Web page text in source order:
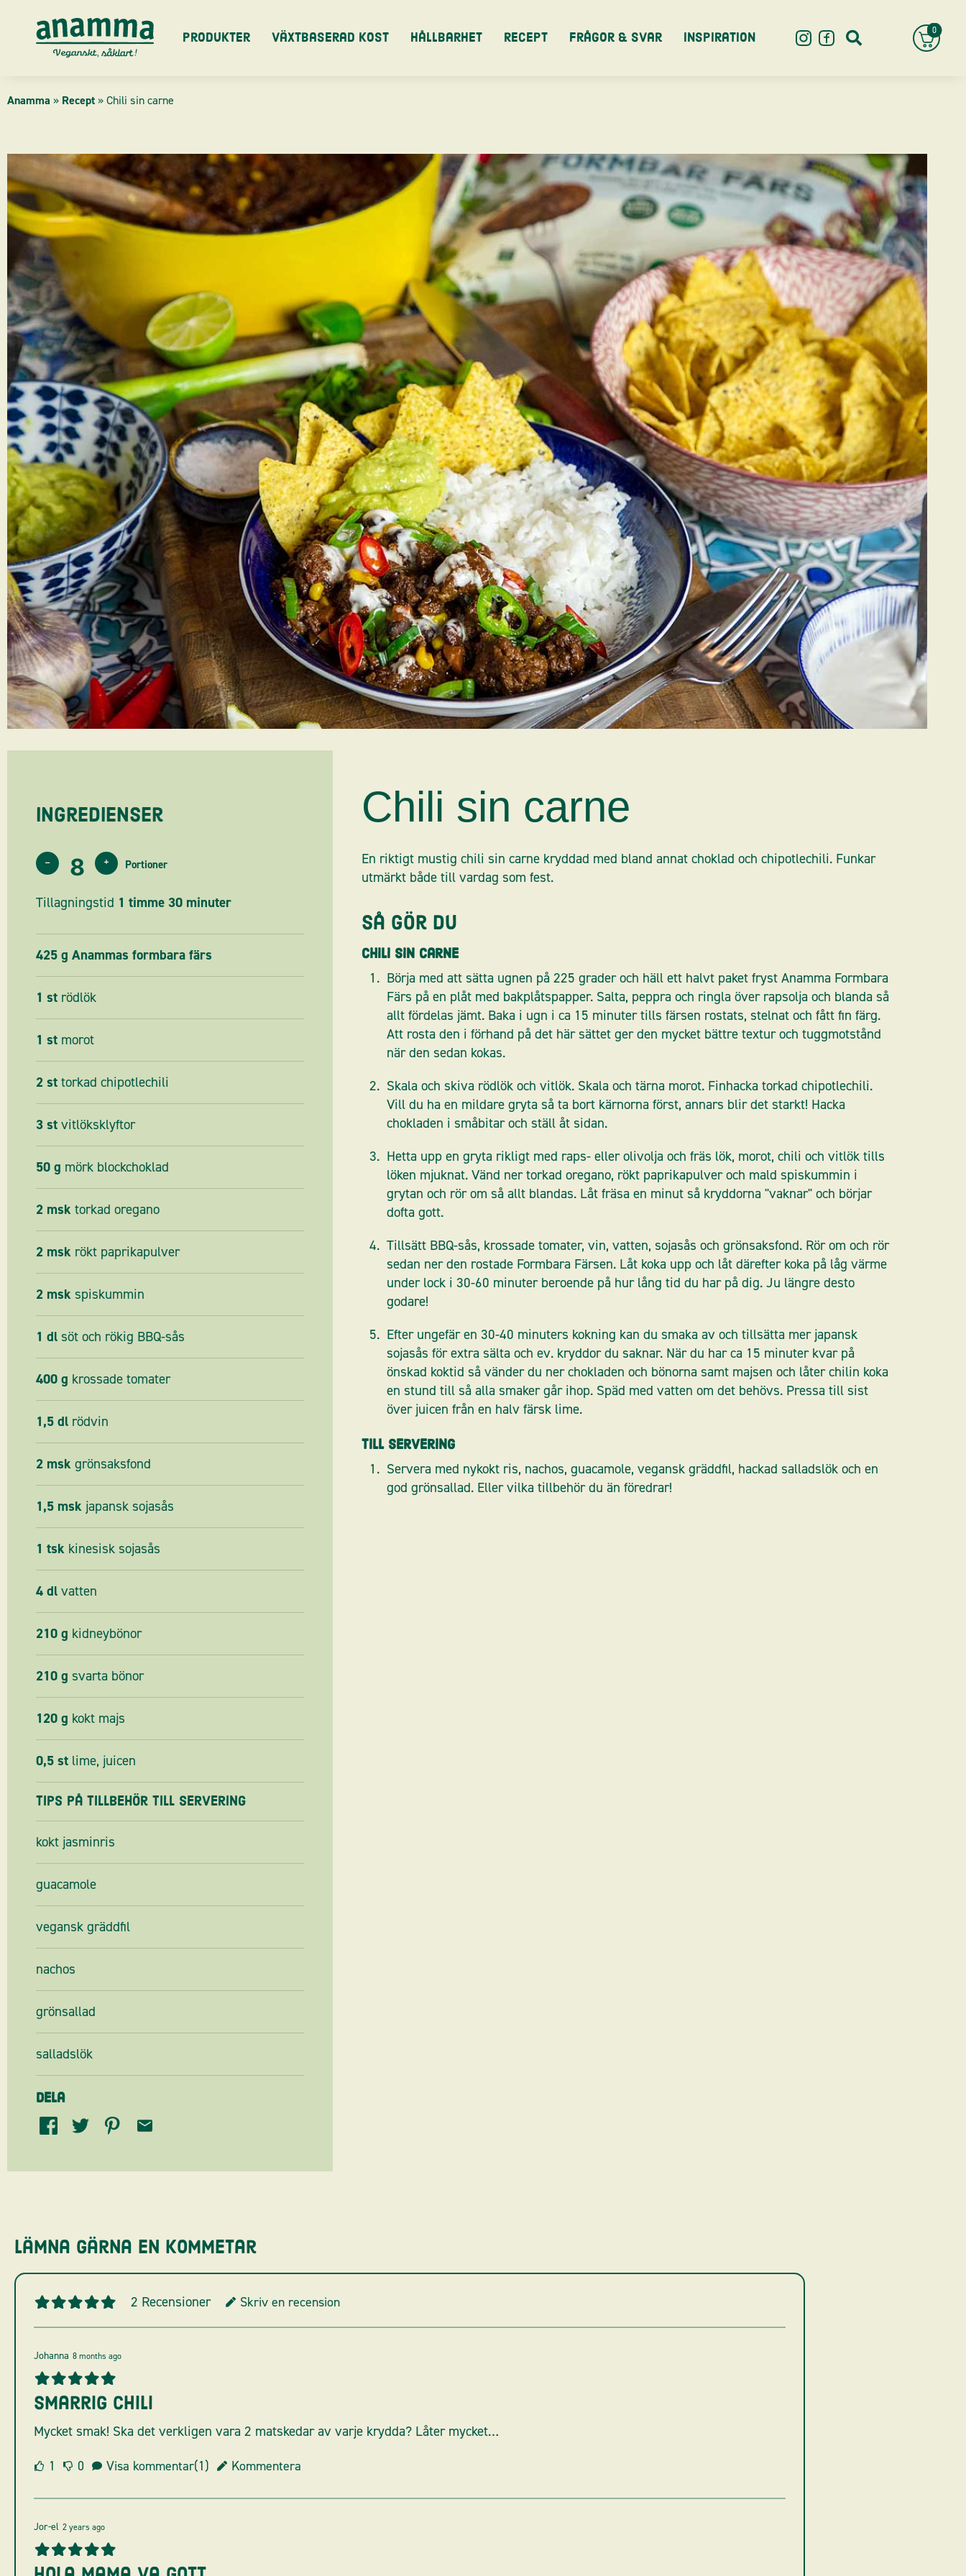
content
Produkter Växtbaserad kost Hållbarhet Recept Frågor & Svar Inspiration 0
Anamma » Recept»Chili sin carne
Ingredienser
– +
Tillagningstid 1
hour
30
minutes
425 g Anammas formbara färs
1 st rödlök
1 st morot
2 st torkad chipotlechili
3 st vitlöksklyftor
50 g mörk blockchoklad
2 msk torkad oregano
2 msk rökt paprikapulver
2 msk spiskummin
1 dl söt och rökig BBQ-sås
400 g krossade tomater
1,5 dl rödvin
2 msk grönsaksfond
1,5 msk japansk sojasås
1 tsk kinesisk sojasås
4 dl vatten
210 g kidneybönor
210 g svarta bönor
120 g kokt majs
0,5 st lime, juicen
Tips på tillbehör till servering
kokt jasminris
guacamole
vegansk gräddfil
nachos
grönsallad
salladslök
Dela
Chili sin carne
En riktigt mustig chili sin carne kryddad med bland annat choklad och chipotlechili. Funkar
utmärkt både till vardag som fest.
Så gör du
Chili sin carne
Börja med att sätta ugnen på 225 grader och häll ett halvt paket fryst Anamma Formbara
Färs på en plåt med bakplåtspapper. Salta, peppra och ringla över rapsolja och blanda så
allt fördelas jämt. Baka i ugn i ca 15 minuter tills färsen rostats, stelnat och fått fin färg.
Att rosta den i förhand på det här sättet ger den mycket bättre textur och tuggmotstånd
när den sedan kokas.
Skala och skiva rödlök och vitlök. Skala och tärna morot. Finhacka torkad chipotlechili.
Vill du ha en mildare gryta så ta bort kärnorna först, annars blir det starkt! Hacka
chokladen i småbitar och ställ åt sidan.
Hetta upp en gryta rikligt med raps- eller olivolja och fräs lök, morot, chili och vitlök tills
löken mjuknat. Vänd ner torkad oregano, rökt paprikapulver och mald spiskummin i
grytan och rör om så allt blandas. Låt fräsa en minut så kryddorna "vaknar" och börjar
dofta gott.
Tillsätt BBQ-sås, krossade tomater, vin, vatten, sojasås och grönsaksfond. Rör om och rör
sedan ner den rostade Formbara Färsen. Låt koka upp och låt därefter koka på låg värme
under lock i 30-60 minuter beroende på hur lång tid du har på dig. Ju längre desto
godare!
Efter ungefär en 30-40 minuters kokning kan du smaka av och tillsätta mer japansk
sojasås för extra sälta och ev. kryddor du saknar. När du har ca 15 minuter kvar på
önskad koktid så vänder du ner chokladen och bönorna samt majsen och låter chilin koka
en stund till så alla smaker går ihop. Späd med vatten om det behövs. Pressa till sist
över juicen från en halv färsk lime.
Till servering
Servera med nykokt ris, nachos, guacamole, vegansk gräddfil, hackad salladslök och en
god grönsallad. Eller vilka tillbehör du än föredrar!
Lämna gärna en kommetar
2 Recensioner Skriv en recension
Johanna 8 months ago
Smarrig chili
Mycket smak! Ska det verkligen vara 2 matskedar av varje krydda? Låter mycket…
1 0 Visa kommentar(1) Kommentera
Jor-el 2 years ago